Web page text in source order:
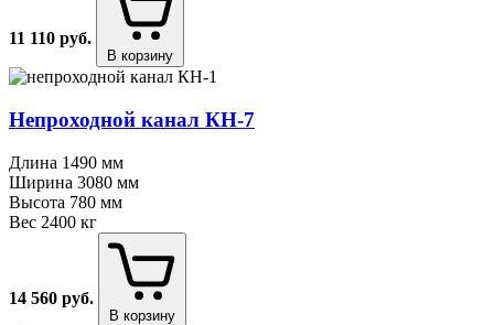
11 110 руб.
В корзину
Непроходной канал КН⁠-⁠7
Длина 1490 мм
Ширина 3080 мм
Высота 780 мм
Вес 2400 кг
14 560 руб.
В корзину